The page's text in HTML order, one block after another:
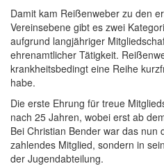
Damit kam Reißenweber zu den
Vereinsebene gibt es zwei
aufgrund langjähriger
ehrenamtlicher Tätigkeit.
krankheitsbedingt eine Reihe
habe.
Die erste Ehrung für treue
nach 25 Jahren, wobei erst ab
Bei Christian Bender war das
zahlendes Mitglied, sondern in
der Jugendabteilung.